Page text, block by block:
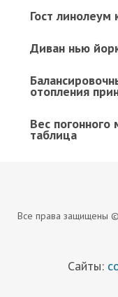
Гост
Диван нью
отопления
Вес
таблица
Все права защищены ©
Сайты: